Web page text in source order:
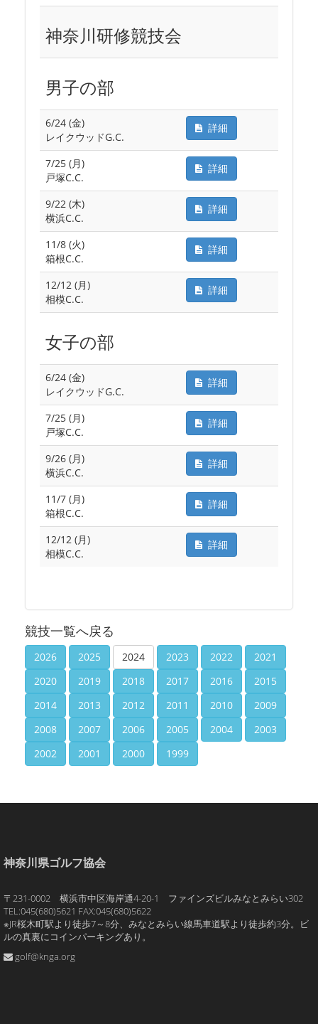
神奈川研修競技会
男子の部
6/24 (金)
レイクウッドG.C.
詳細
7/25 (月)
戸塚C.C.
詳細
9/22 (木)
横浜C.C.
詳細
11/8 (火)
箱根C.C.
詳細
12/12 (月)
相模C.C.
詳細
女子の部
6/24 (金)
レイクウッドG.C.
詳細
7/25 (月)
戸塚C.C.
詳細
9/26 (月)
横浜C.C.
詳細
11/7 (月)
箱根C.C.
詳細
12/12 (月)
相模C.C.
詳細
競技一覧へ戻る
2026 2025 2024 2023 2022
2021
2020
2019 2018 2017 2016
2015
2014
2013 2012 2011 2010
2009
2008
2007 2006 2005 2004
2003
2002
2001 2000 1999
神奈川県ゴルフ協会
〒231-0002 横浜市中区海岸通4-20-1 ファインズビルみなとみらい302
TEL:045(680)5621 FAX:045(680)5622
※JR桜木町駅より徒歩7～8分、みなとみらい線馬車道駅より徒歩約3分。ビ
ルの真裏にコインパーキングあり。
golf@knga.org